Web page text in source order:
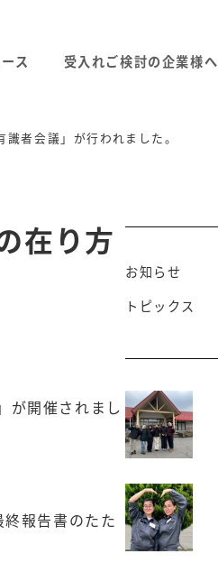
ス 受入れご検討の企業様へ
者会議」が行われました。
在り方
が開催されまし
報告書のたた
お知らせ
トピックス